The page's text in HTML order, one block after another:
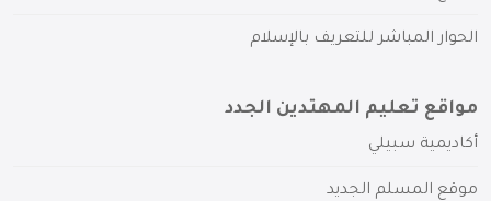
الحوار المباشر للتعريف بالإسلام
مواقع تعليم المهتدين الجدد
أكاديمية سبيلي
موقع المسلم الجديد